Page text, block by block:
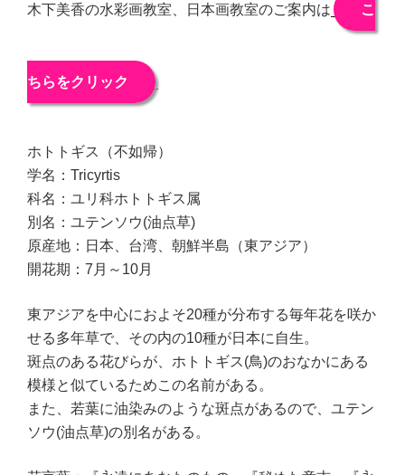
木下美香の水彩画教室、日本画教室のご案内は こ
ちらをクリック
ホトトギス（不如帰）
学名：Tricyrtis
科名：ユリ科ホトトギス属
別名：ユテンソウ(油点草)
原産地：日本、台湾、朝鮮半島（東アジア）
開花期：7月～10月
東アジアを中心におよそ20種が分布する毎年花を咲か
せる多年草で、その内の10種が日本に自生。
斑点のある花びらが、ホトトギス(鳥)のおなかにある
模様と似ているためこの名前がある。
また、若葉に油染みのような斑点があるので、ユテン
ソウ(油点草)の別名がある。